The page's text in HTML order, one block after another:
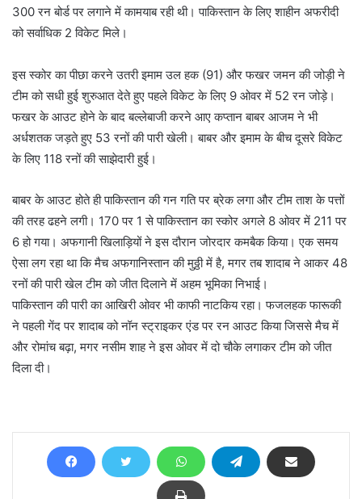
300 रन बोर्ड पर लगाने में कामयाब रही थी। पाकिस्तान के लिए शाहीन अफरीदी
को सर्वाधिक 2 विकेट मिले।
इस स्कोर का पीछा करने उतरी इमाम उल हक (91) और फखर जमन की जोड़ी ने
टीम को सधी हुई शुरुआत देते हुए पहले विकेट के लिए 9 ओवर में 52 रन जोड़े।
फखर के आउट होने के बाद बल्लेबाजी करने आए कप्तान बाबर आजम ने भी
अर्धशतक जड़ते हुए 53 रनों की पारी खेली। बाबर और इमाम के बीच दूसरे विकेट
के लिए 118 रनों की साझेदारी हुई।
बाबर के आउट होते ही पाकिस्तान की गन गति पर ब्रेक लगा और टीम ताश के पत्तों
की तरह ढहने लगी। 170 पर 1 से पाकिस्तान का स्कोर अगले 8 ओवर में 211 पर
6 हो गया। अफगानी खिलाड़ियों ने इस दौरान जोरदार कमबैक किया। एक समय
ऐसा लग रहा था कि मैच अफगानिस्तान की मुठ्ठी में है, मगर तब शादाब ने आकर 48
रनों की पारी खेल टीम को जीत दिलाने में अहम भूमिका निभाई।
पाकिस्तान की पारी का आखिरी ओवर भी काफी नाटकिय रहा। फजलहक फारूकी
ने पहली गेंद पर शादाब को नॉन स्ट्राइकर एंड पर रन आउट किया जिससे मैच में
और रोमांच बढ़ा, मगर नसीम शाह ने इस ओवर में दो चौके लगाकर टीम को जीत
दिला दी।